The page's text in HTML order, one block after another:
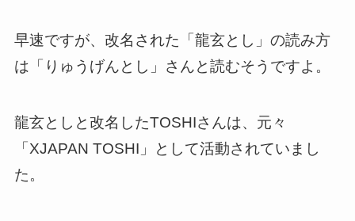
早速ですが、改名された「龍玄とし」の読み方
は「りゅうげんとし」さんと読むそうですよ。
龍玄としと改名したTOSHIさんは、元々
「XJAPAN TOSHI」として活動されていまし
た。